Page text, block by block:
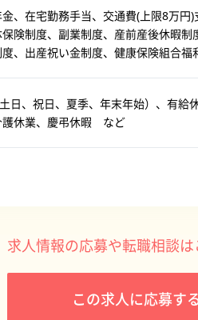
、在宅勤務手当、交通費(上限8万
険制度、副業制度、産前産後休暇
、出産祝い金制度、健康保険組合福
日、祝日、夏季、年末年始）、有
護休業、慶弔休暇 など
求人情報の応募や転職相談は
この求人に応募す